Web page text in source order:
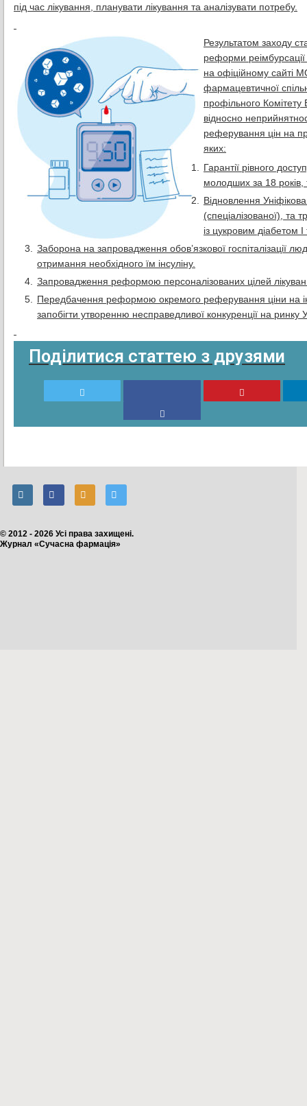
під час лікування, планувати лікування та аналізувати потребу.
Результатом заходу
реформи реімбурсації
на офіційному сайті
фармацевтичної
профільного
відносно
реферування цін на
яких:
Гарантії рівного
молодших за 18 років,
Відновлення
(спеціалізованої), та
із цукровим діабетом
Заборона на запровадження обов’язкової госпіталізації
отримання необхідного їм інсуліну.
Запровадження реформою персоналізованих цілей
Передбачення реформою окремого реферування ціни на
запобігти утворенню несправедливої конкуренції на ринку
Поділитися статтею з друзями
© 2012 - 2026 Усі права захищені.
Журнал «Сучасна фармація»